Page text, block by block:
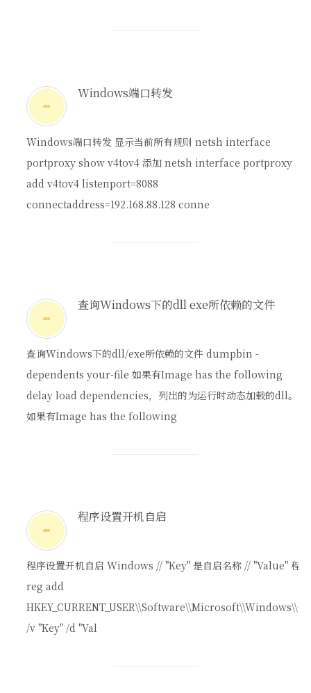
Windows端口转发
Windows端口转发 显示当前所有规则 netsh interface
portproxy show v4tov4 添加 netsh interface portproxy
add v4tov4 listenport=8088
connectaddress=192.168.88.128 conne
查询Windows下的dll exe所依赖的文件
查询Windows下的dll/exe所依赖的文件 dumpbin -
dependents your-file 如果有Image has the following
delay load dependencies，列出的为运行时动态加载的dll。
如果有Image has the following
程序设置开机自启
程序设置开机自启 Windows // "Key" 是自启名称 // "Value" 程
reg add
/v "Key" /d "Val